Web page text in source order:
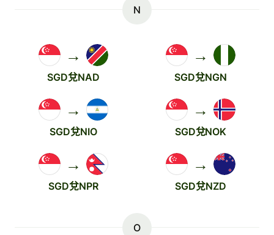
N
→
SGD兌NAD
→
SGD兌NGN
→
SGD兌NIO
→
SGD兌NOK
→
SGD兌NPR
→
SGD兌NZD
O